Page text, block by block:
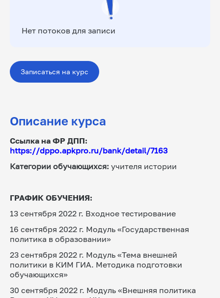
Нет потоков для записи
Записаться на курс
Описание курса
https://dppo.apkpro.ru/bank/detail/7163
Категории обучающихся: учителя истории
ГРАФИК ОБУЧЕНИЯ:
13 сентября 2022 г. Входное тестирование
16 сентября 2022 г. Модуль «Государственная
политика в образовании»
23 сентября 2022 г. Модуль «Тема внешней
политики в КИМ ГИА. Методика подготовки
обучающихся»
30 сентября 2022 г. Модуль «Внешняя политика